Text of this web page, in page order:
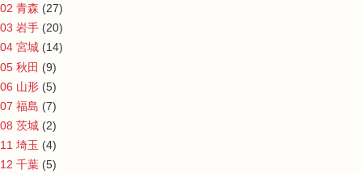
02 青森 (27)
03 岩手 (20)
04 宮城 (14)
05 秋田 (9)
06 山形 (5)
07 福島 (7)
08 茨城 (2)
11 埼玉 (4)
12 千葉 (5)